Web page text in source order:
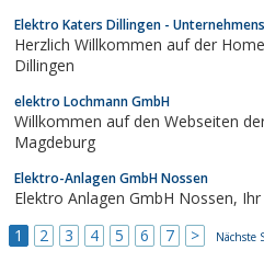
Elektro Katers Dillingen -
Herzlich Willkommen auf der
Dillingen
elektro Lochmann GmbH
Willkommen auf den Webseiten
Magdeburg
Elektro-Anlagen GmbH Nossen
1
2 3 4 5 6 7 > Nächste